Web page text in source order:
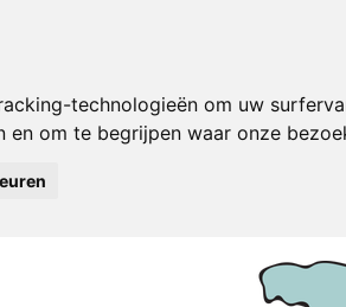
technologieën om uw
om te begrijpen waar onze